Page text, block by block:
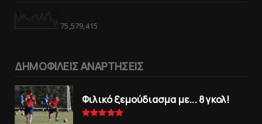
75,579,415
ΔΗΜΟΦΙΛΕΙΣ ΑΝΑΡΤΗΣΕΙΣ
Φιλικό ξεμούδιασμα με... 8 γκολ!